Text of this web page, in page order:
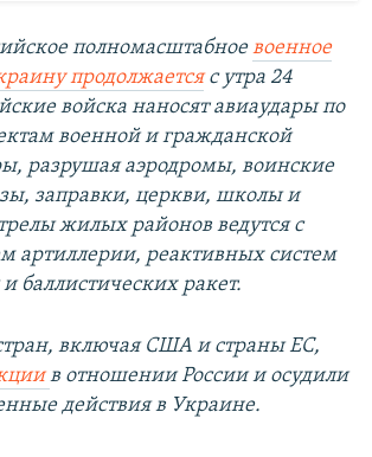
полномасштабноевоенное
продолжаетсяс утра 24
войска наносят авиаудары по
военной и гражданской
разрушая аэродромы, воинские
заправки, церкви, школы и
жилых районов ведутся с
артиллерии, реактивных систем
и баллистических ракет.
включая США и страны ЕС,
в отношении России и осудили
действия в Украине.